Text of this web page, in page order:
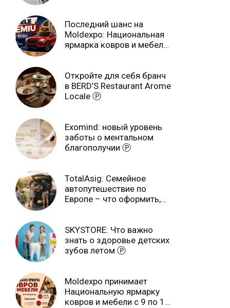
Последний шанс на
Moldexpo: Национальная
ярмарка ковров и мебели
Откройте для себя бранч
в BERD’S Restaurant Arome
Locale Ⓟ
Exomind: новый уровень
заботы о ментальном
благополучии Ⓟ
TotalAsig: Семейное
автопутешествие по
Европе – что оформить,
SKYSTORE: Что важно
знать о здоровье детских
зубов летом Ⓟ
Moldexpo принимает
Национальную ярмарку
ковров и мебели с 9 по 14